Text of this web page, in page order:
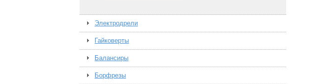
Электродрели
Гайковерты
Балансиры
Борфрезы